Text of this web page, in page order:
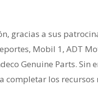
gracias a sus
Mobil 1, ADT
Genuine Parts. Sin
completar los recursos